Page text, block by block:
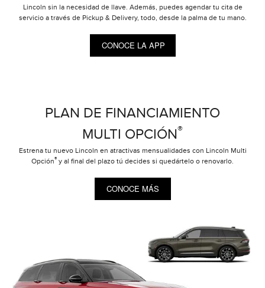
Lincoln sin la necesidad de llave. Además, puedes agendar tu cita de
servicio a través de Pickup & Delivery, todo, desde la palma de tu mano.
CONOCE LA APP
PLAN DE FINANCIAMIENTO
MULTI OPCIÓN®
Estrena tu nuevo Lincoln en atractivas mensualidades con Lincoln Multi
Opción® y al final del plazo tú decides si quedártelo o renovarlo.
CONOCE MÁS